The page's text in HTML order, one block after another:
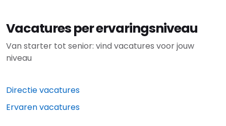
Vacatures per ervaringsniveau
Van starter tot senior: vind vacatures voor jouw
niveau
Directie vacatures
Ervaren vacatures